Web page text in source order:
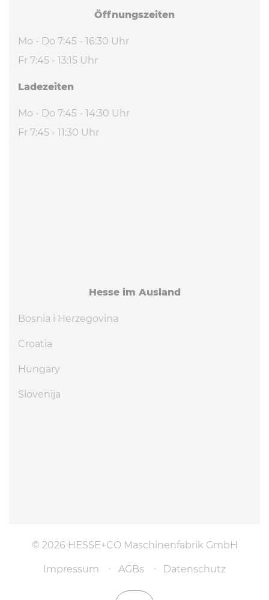
Öff­nungs­zei­ten
Mo - Do 7:45 - 16:30 Uhr
Fr 7:45 - 13:15 Uhr
La­de­zei­ten
Mo - Do 7:45 - 14:30 Uhr
Fr 7:45 - 11:30 Uhr
Hesse im Ausland
Bosnia i Herzegovina
Croatia
Hungary
Slovenija
© 2026 HESSE+CO Maschinenfabrik GmbH
Impressum AGBs Datenschutz